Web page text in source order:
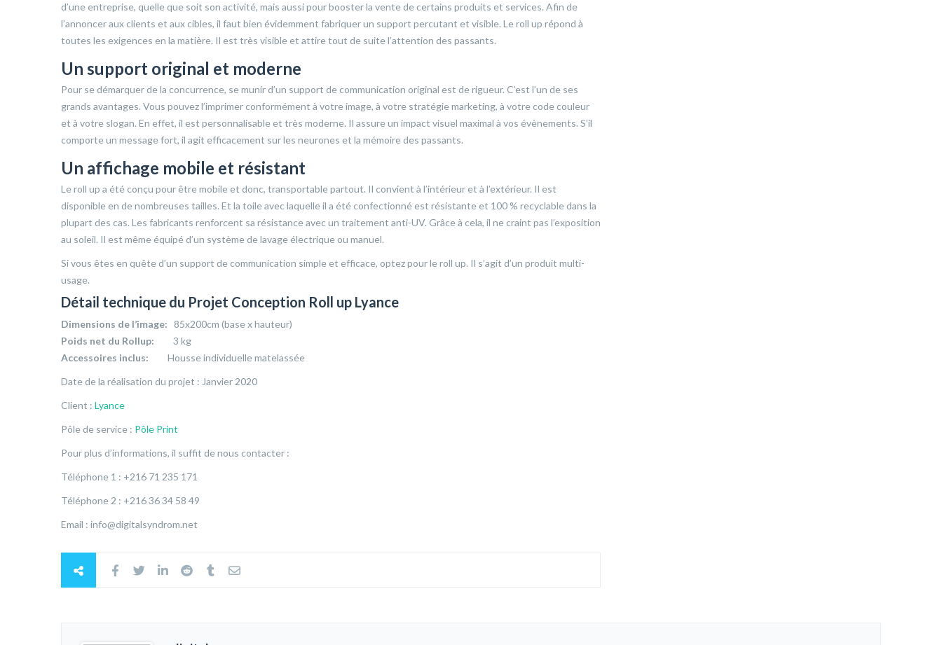
d’une entreprise, quelle que soit son activité, mais aussi pour booster la vente de certains produits et services. Afin de
l’annoncer aux clients et aux cibles, il faut bien évidemment fabriquer un support percutant et visible. Le roll up répond à
toutes les exigences en la matière. Il est très visible et attire tout de suite l’attention des passants.
Un support original et moderne
Pour se démarquer de la concurrence, se munir d’un support de communication original est de rigueur. C’est l’un de ses
grands avantages. Vous pouvez l’imprimer conformément à votre image, à votre stratégie marketing, à votre code couleur
et à votre slogan. En effet, il est personnalisable et très moderne. Il assure un impact visuel maximal à vos évènements. S’il
comporte un message fort, il agit efficacement sur les neurones et la mémoire des passants.
Un affichage mobile et résistant
Le roll up a été conçu pour être mobile et donc, transportable partout. Il convient à l’intérieur et à l’extérieur. Il est
disponible en de nombreuses tailles. Et la toile avec laquelle il a été confectionné est résistante et 100 % recyclable dans la
plupart des cas. Les fabricants renforcent sa résistance avec un traitement anti-UV. Grâce à cela, il ne craint pas l’exposition
au soleil. Il est même équipé d’un système de lavage électrique ou manuel.
Si vous êtes en quête d’un support de communication simple et efficace, optez pour le roll up. Il s’agit d’un produit multi-
usage.
Détail technique du Projet Conception Roll up Lyance
Dimensions de l’image: 85x200cm (base x hauteur)
Poids net du Rollup: 3 kg
Accessoires inclus: Housse individuelle matelassée
Date de la réalisation du projet : Janvier 2020
Client : Lyance
Pôle de service : Pôle Print
Pour plus d’informations, il suffit de nous contacter :
Téléphone 1 : +216 71 235 171
Téléphone 2 : +216 36 34 58 49
Email : info@digitalsyndrom.net